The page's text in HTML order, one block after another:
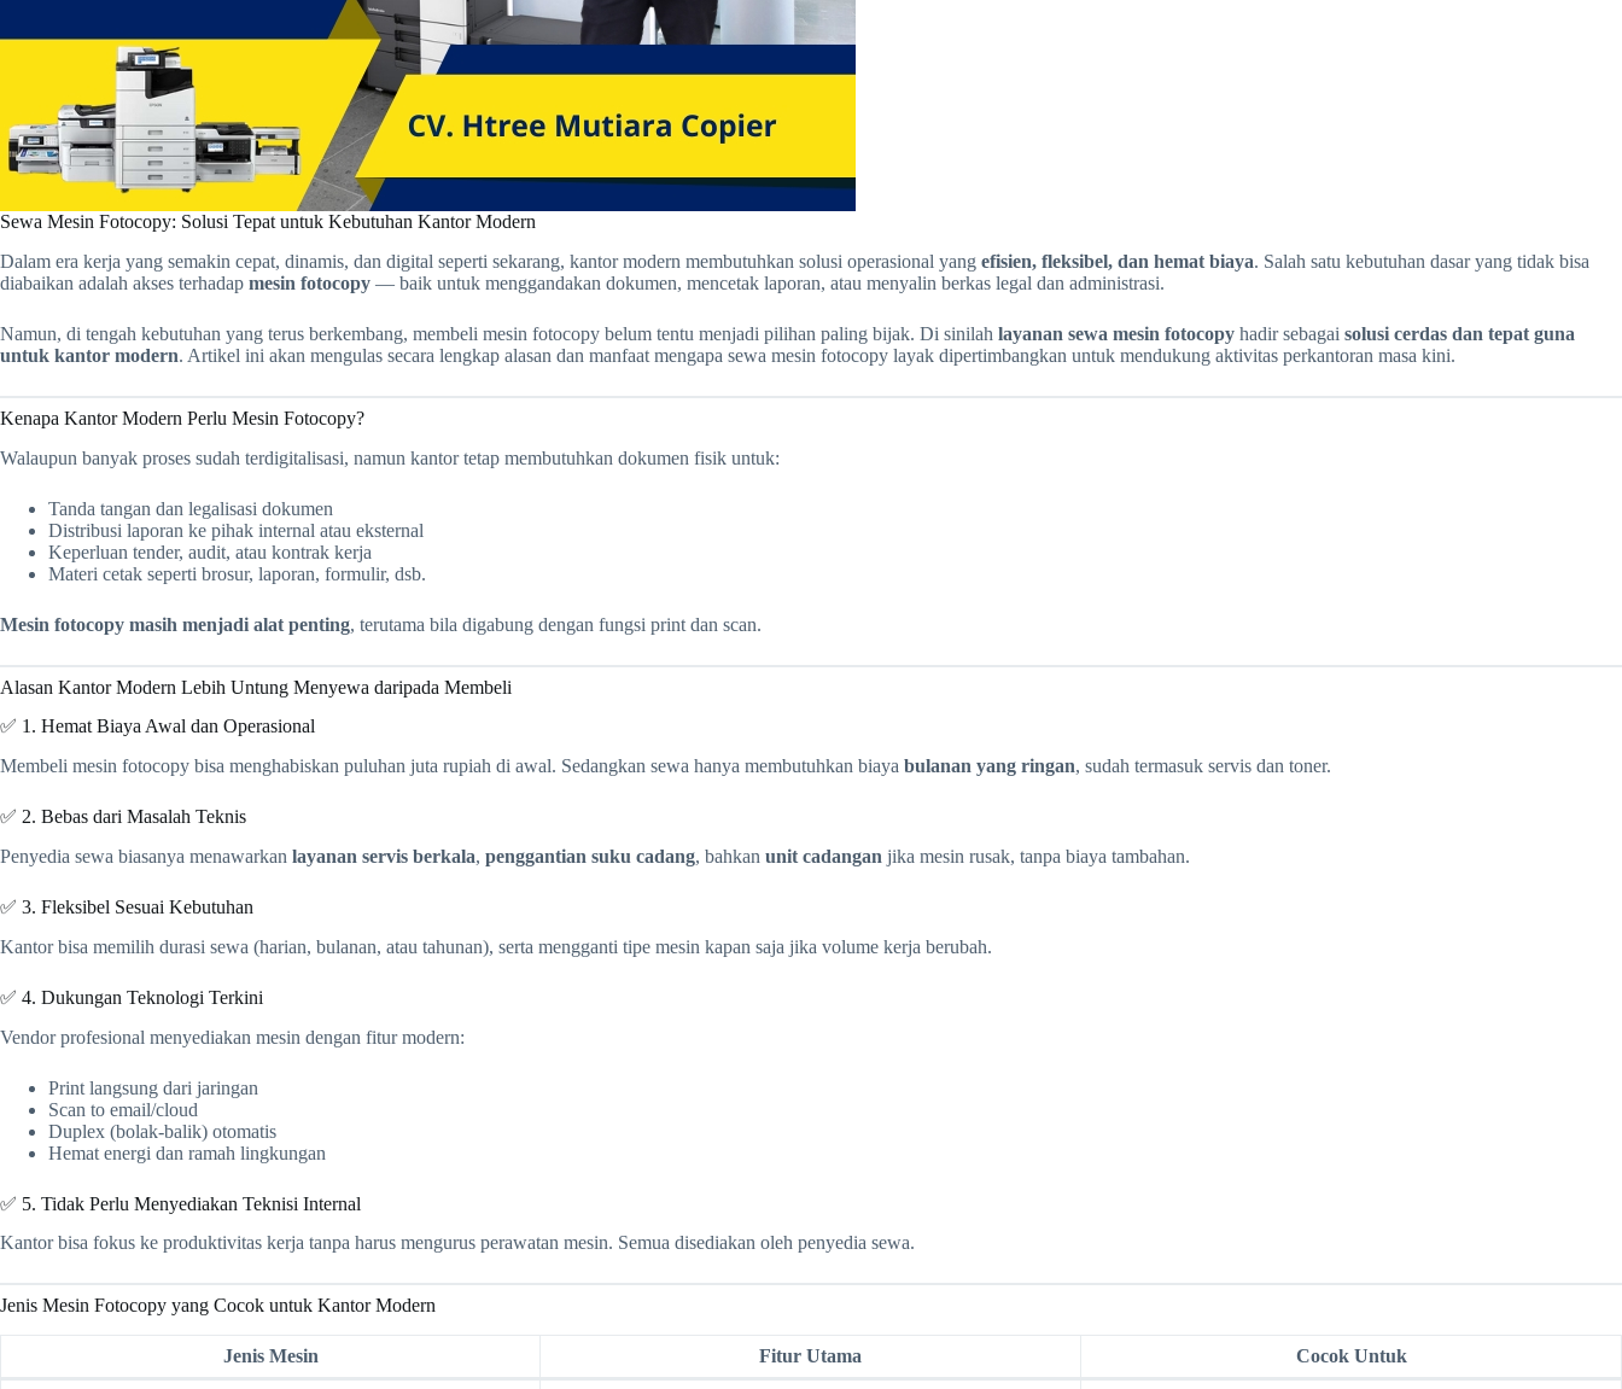
Sewa Mesin Fotocopy: Solusi Tepat untuk Kebutuhan Kantor Modern
Dalam era kerja yang semakin cepat, dinamis, dan digital seperti sekarang, kantor modern membutuhkan solusi operasional yang efisien, fleksibel, dan hemat biaya. Salah satu kebutuhan dasar yang tidak bisa
diabaikan adalah akses terhadap mesin fotocopy — baik untuk menggandakan dokumen, mencetak laporan, atau menyalin berkas legal dan administrasi.
Namun, di tengah kebutuhan yang terus berkembang, membeli mesin fotocopy belum tentu menjadi pilihan paling bijak. Di sinilah layanan sewa mesin fotocopy hadir sebagai solusi cerdas dan tepat guna
untuk kantor modern. Artikel ini akan mengulas secara lengkap alasan dan manfaat mengapa sewa mesin fotocopy layak dipertimbangkan untuk mendukung aktivitas perkantoran masa kini.
Kenapa Kantor Modern Perlu Mesin Fotocopy?
Walaupun banyak proses sudah terdigitalisasi, namun kantor tetap membutuhkan dokumen fisik untuk:
Tanda tangan dan legalisasi dokumen
Distribusi laporan ke pihak internal atau eksternal
Keperluan tender, audit, atau kontrak kerja
Materi cetak seperti brosur, laporan, formulir, dsb.
Mesin fotocopy masih menjadi alat penting, terutama bila digabung dengan fungsi print dan scan.
Alasan Kantor Modern Lebih Untung Menyewa daripada Membeli
✅ 1. Hemat Biaya Awal dan Operasional
Membeli mesin fotocopy bisa menghabiskan puluhan juta rupiah di awal. Sedangkan sewa hanya membutuhkan biaya bulanan yang ringan, sudah termasuk servis dan toner.
✅ 2. Bebas dari Masalah Teknis
Penyedia sewa biasanya menawarkan layanan servis berkala, penggantian suku cadang, bahkan unit cadangan jika mesin rusak, tanpa biaya tambahan.
✅ 3. Fleksibel Sesuai Kebutuhan
Kantor bisa memilih durasi sewa (harian, bulanan, atau tahunan), serta mengganti tipe mesin kapan saja jika volume kerja berubah.
✅ 4. Dukungan Teknologi Terkini
Vendor profesional menyediakan mesin dengan fitur modern:
Print langsung dari jaringan
Scan to email/cloud
Duplex (bolak-balik) otomatis
Hemat energi dan ramah lingkungan
✅ 5. Tidak Perlu Menyediakan Teknisi Internal
Kantor bisa fokus ke produktivitas kerja tanpa harus mengurus perawatan mesin. Semua disediakan oleh penyedia sewa.
Jenis Mesin Fotocopy yang Cocok untuk Kantor Modern
Jenis Mesin Fitur Utama Cocok Untuk